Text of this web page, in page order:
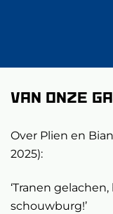
Van onze
Over Plien en
2025):
‘Tranen
schouwburg!’